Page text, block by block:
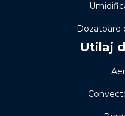
Dozatoare
Utilaj